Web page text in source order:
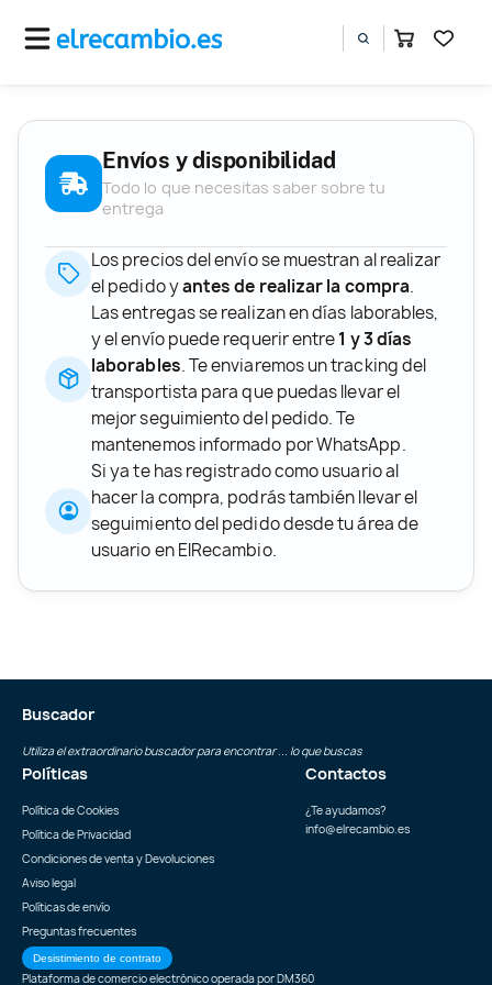
Envíos y disponibilidad
Todo lo que necesitas saber sobre tu
entrega
Los precios del envío se muestran al realizar
el pedido yantes de realizar la compra.
Las entregas se realizan en días laborables,
y el envío puede requerir entre1 y 3 días
laborables. Te enviaremos un tracking del
transportista para que puedas llevar el
mejor seguimiento del pedido. Te
mantenemos informado por WhatsApp.
Si ya te has registrado como usuario al
hacer la compra, podrás también llevar el
seguimiento del pedido desde tu área de
usuario en ElRecambio.
Buscador
Utiliza el extraordinario buscador para encontrar ... lo que buscas
Políticas
Política de Cookies
Política de Privacidad
Condiciones de venta y Devoluciones
Aviso legal
Políticas de envío
Preguntas frecuentes
Desistimiento de contrato
Contactos
¿Te ayudamos?
info@elrecambio.es
Plataforma de comercio electrónico operada porDM360